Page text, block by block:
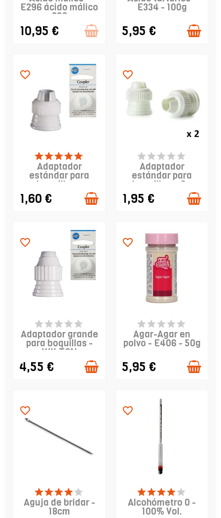
E296 ácido málico
- 200g
10,95 €
E334 - 100g
5,95 €
PRODUCTO
DISPONIBLE
favorite_border
Adaptador
estándar para
boquillas -
WILTON
1,60 €
PRODUCTO
DISPONIBLE
favorite_border
Adaptador
estándar para
boquillas x 2 -
IBILI
1,95 €
PRODUCTO
DISPONIBLE
favorite_border
Adaptador grande
para boquillas -
WILTON
4,55 €
PRODUCTO
DISPONIBLE
favorite_border
Agar-Agar en
polvo - E406 - 50g
5,95 €
PRODUCTO
DISPONIBLE
favorite_border
Aguja de bridar -
18cm
PRODUCTO
DISPONIBLE
favorite_border
Alcohómetro 0 -
100% Vol.